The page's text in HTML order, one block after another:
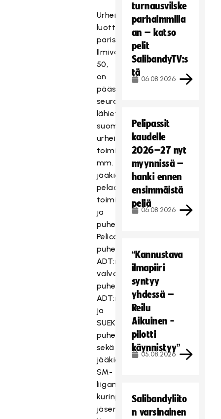
Urheilun
luottamustoimien
parissa
Ilmivalta,
50,
on
päässyt
seuraamaan
lähietäisyydeltä
suomalaista
urheilua
toimiessaan
mm.
jääkiekon
pelaajayhdistyksen
toiminnanjohtajana
ja
puheenjohtajana,
Pelicansin
puheenjohtajana,
ADT:n
valvontalautakunnan
puheenjohtajana,
ADT:n
ja
SUEKin
puheenjohtajana
sekä
jääkiekon
SM-
liigan
kurinpitoryhmän
jäsenenä.
turnausvilske
parhaimmilla
an – katso
pelit
SalibandyTV:s
tä
06.08.2026
Pelipassit
kaudelle
2026–27 nyt
myynnissä –
hanki ennen
ensimmäistä
peliä
06.08.2026
“Kannustava
ilmapiiri
syntyy
yhdessä –
Reilu
Aikuinen -
pilotti
käynnistyy”
05.08.2026
Salibandyliito
n varsinainen